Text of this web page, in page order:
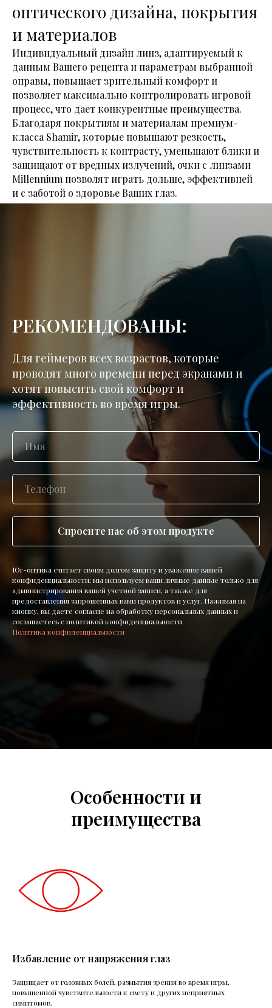
оптического дизайна, покрытия
и материалов
Индивидуальный дизайн линз, адаптируемый к
данным Вашего рецепта и параметрам выбранной
оправы, повышает зрительный комфорт и
позволяет максимально контролировать игровой
процесс, что дает конкурентные преимущества.
Благодаря покрытиям и материалам премиум-
класса Shamir, которые повышают резкость,
чувствительность к контрасту, уменьшают блики и
защищают от вредных излучений, очки с линзами
Millennium позволят играть дольше, эффективней
и с заботой о здоровье Ваших глаз.
РЕКОМЕНДОВАНЫ:
Для геймеров всех возрастов, которые
проводят много времени перед экранами и
хотят повысить свой комфорт и
эффективность во время игры.
Спросите нас об этом продукте
Юг-оптика считает своим долгом защиту и уважение вашей
конфиденциальности; мы используем ваши личные данные только для
администрирования вашей учетной записи, а также для
предоставления запрошенных вами продуктов и услуг. Нажимая на
кнопку, вы даете согласие на обработку персональных данных и
соглашаетесь c политикой конфиденциальности
Политика конфиденциальности
Особенности и
преимущества
Избавление от напряжения глаз
Защищает от головных болей, размытия зрения во время игры,
повышенной чувствительности к свету и других неприятных
симптомов.